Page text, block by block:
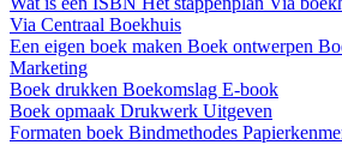
Via Centraal Boekhuis
Een eigen boek maken Boek ontwerpen
Marketing
Boek drukken Boekomslag E-book
Boek opmaak Drukwerk Uitgeven
Formaten boek Bindmethodes